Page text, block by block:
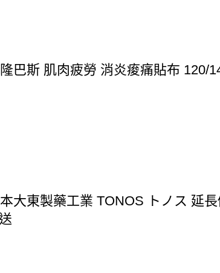
巴斯 肌肉疲勞 消炎痠痛貼布 120/
大東製藥工業 TONOS トノス 延